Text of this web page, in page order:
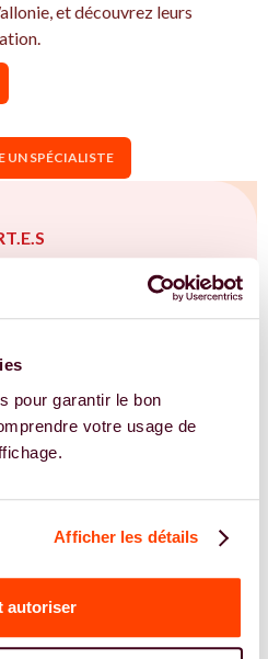
pour garantir le bon
votre usage de
Afficher les détails
autoriser
et découvrez leurs
UN SPÉCIALISTE
en Bien plus qu’un
à Arlon ?
la thématique de la fertilité
SOPK, endométriose,
et en Wallonie. Vous êtes
intégrative est la clé ?